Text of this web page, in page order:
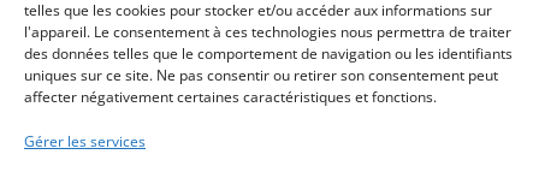
telles que les cookies pour stocker et/ou accéder aux informations sur
l'appareil. Le consentement à ces technologies nous permettra de traiter
des données telles que le comportement de navigation ou les identifiants
uniques sur ce site. Ne pas consentir ou retirer son consentement peut
affecter négativement certaines caractéristiques et fonctions.
Gérer les services